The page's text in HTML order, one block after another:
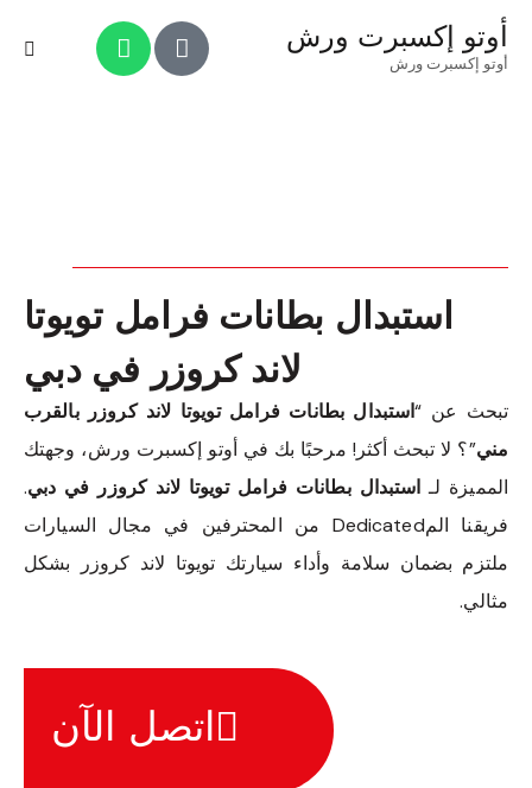
أوتو إكسبرت ورش
أوتو إكسبرت ورش
استبدال بطانات فرامل تويوتا
لاند كروزر في دبي
تبحث عن “استبدال بطانات فرامل تويوتا لاند كروزر بالقرب
مني”؟ لا تبحث أكثر! مرحبًا بك في أوتو إكسبرت ورش، وجهتك
المميزة لـ استبدال بطانات فرامل تويوتا لاند كروزر في دبي.
فريقنا المDedicated من المحترفين في مجال السيارات
ملتزم بضمان سلامة وأداء سيارتك تويوتا لاند كروزر بشكل
مثالي.
اتصل الآن